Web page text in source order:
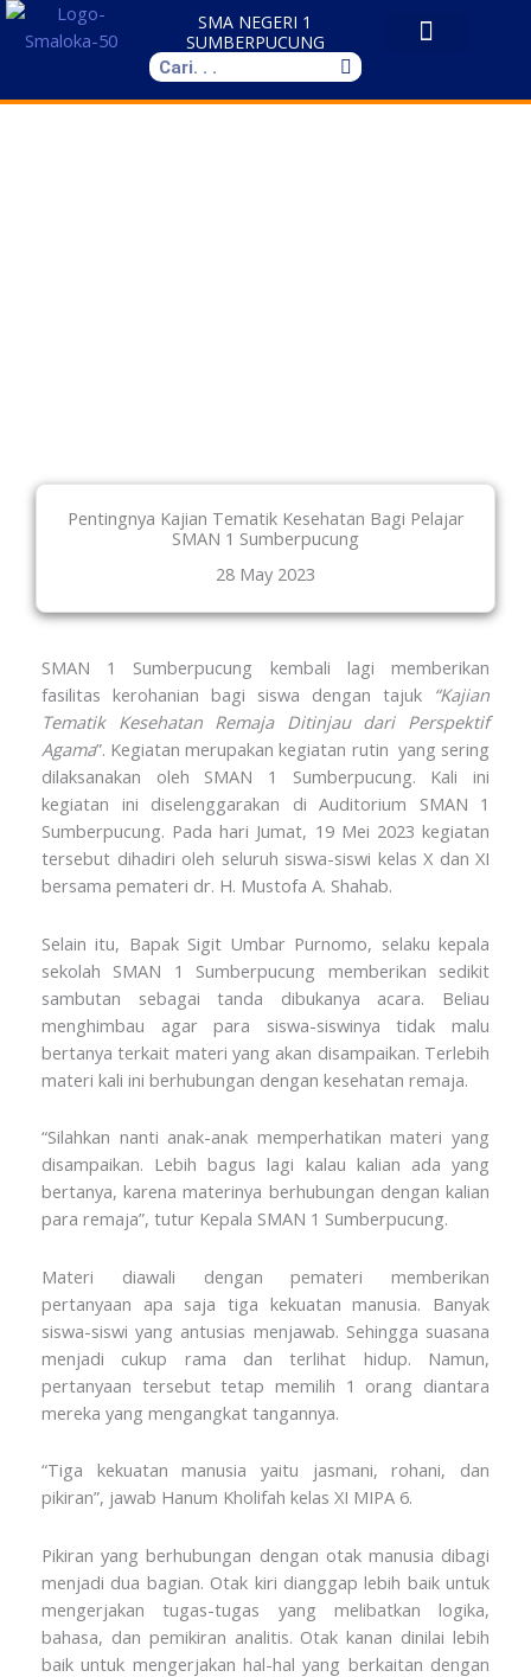
Skip
SMA NEGERI 1
SUMBERPUCUNG
Search
Pentingnya Kajian Tematik Kesehatan Bagi Pelajar
SMAN 1 Sumberpucung
28 May 2023
SMAN 1 Sumberpucung kembali lagi memberikan
fasilitas kerohanian bagi siswa dengan tajuk “Kajian
Tematik Kesehatan Remaja Ditinjau dari Perspektif
Agama”. Kegiatan merupakan kegiatan rutin yang sering
dilaksanakan oleh SMAN 1 Sumberpucung. Kali ini
kegiatan ini diselenggarakan di Auditorium SMAN 1
Sumberpucung. Pada hari Jumat, 19 Mei 2023 kegiatan
tersebut dihadiri oleh seluruh siswa-siswi kelas X dan XI
bersama pemateri dr. H. Mustofa A. Shahab.
Selain itu, Bapak Sigit Umbar Purnomo, selaku kepala
sekolah SMAN 1 Sumberpucung memberikan sedikit
sambutan sebagai tanda dibukanya acara. Beliau
menghimbau agar para siswa-siswinya tidak malu
bertanya terkait materi yang akan disampaikan. Terlebih
materi kali ini berhubungan dengan kesehatan remaja.
“Silahkan nanti anak-anak memperhatikan materi yang
disampaikan. Lebih bagus lagi kalau kalian ada yang
bertanya, karena materinya berhubungan dengan kalian
para remaja”, tutur Kepala SMAN 1 Sumberpucung.
Materi diawali dengan pemateri memberikan
pertanyaan apa saja tiga kekuatan manusia. Banyak
siswa-siswi yang antusias menjawab. Sehingga suasana
menjadi cukup rama dan terlihat hidup. Namun,
pertanyaan tersebut tetap memilih 1 orang diantara
mereka yang mengangkat tangannya.
“Tiga kekuatan manusia yaitu jasmani, rohani, dan
pikiran”, jawab Hanum Kholifah kelas XI MIPA 6.
Pikiran yang berhubungan dengan otak manusia dibagi
menjadi dua bagian. Otak kiri dianggap lebih baik untuk
mengerjakan tugas-tugas yang melibatkan logika,
bahasa, dan pemikiran analitis. Otak kanan dinilai lebih
baik untuk mengerjakan hal-hal yang berkaitan dengan